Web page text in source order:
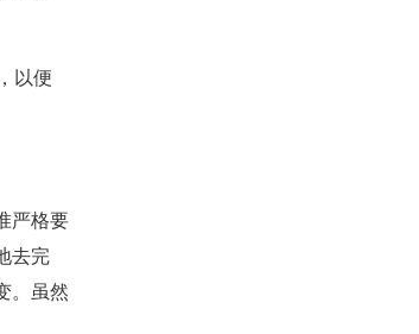
以便
严格要
去完
。虽然